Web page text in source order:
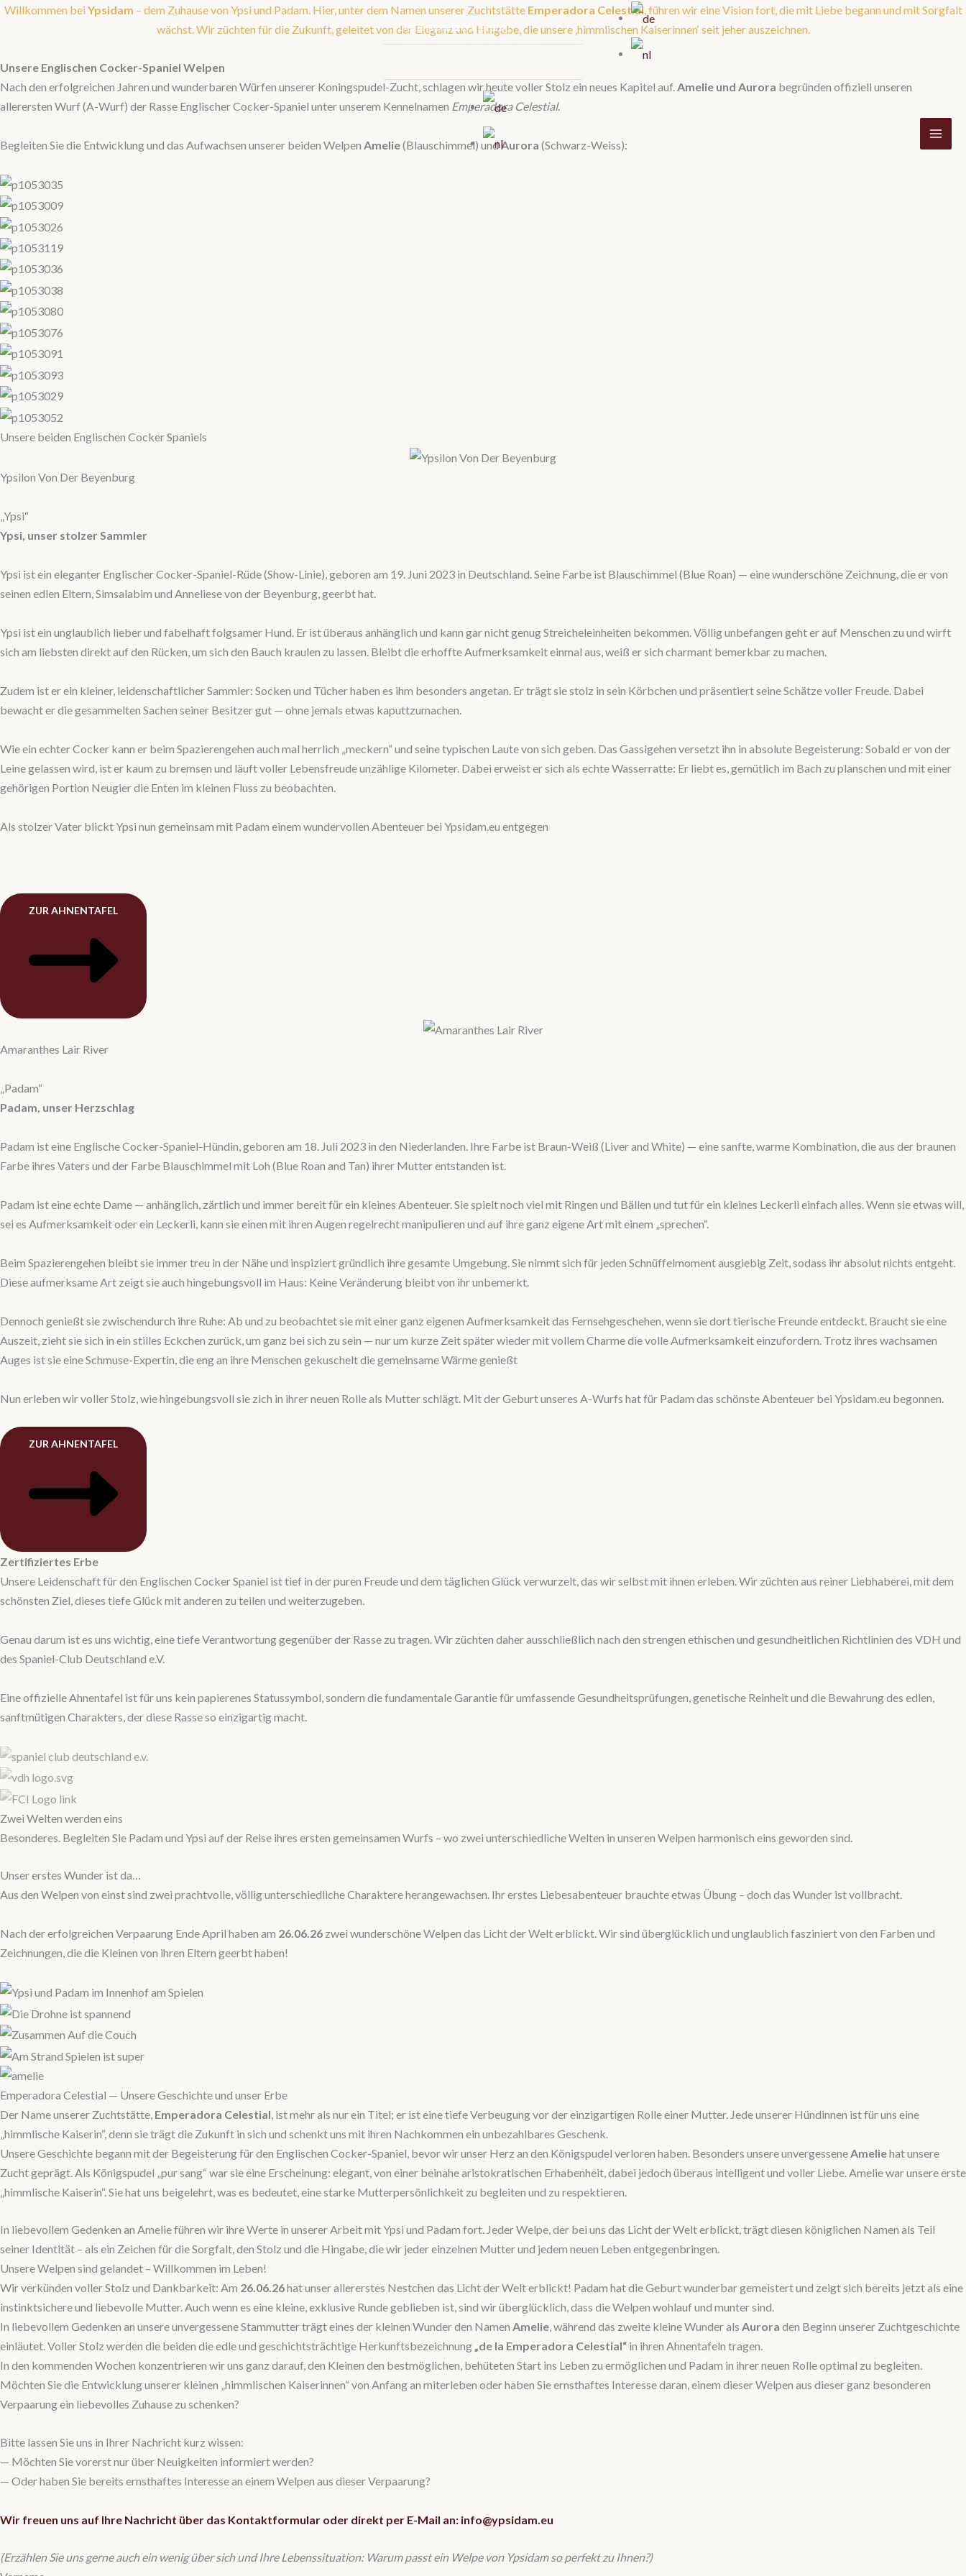
Zum
Datenschutzerklärung
Willkommen bei Ypsidam – dem Zuhause von Ypsi und Padam. Hier, unter dem Namen unserer Zuchtstätte Emperadora Celestial, führen wir eine Vision fort, die mit Liebe begann und mit Sorgfalt
wächst. Wir züchten für die Zukunft, geleitet von der Eleganz und Hingabe, die unsere ‚himmlischen Kaiserinnen‘ seit jeher auszeichnen.
Unsere Englischen Cocker-Spaniel Welpen
Nach den erfolgreichen Jahren und wunderbaren Würfen unserer Koningspudel-Zucht, schlagen wir heute voller Stolz ein neues Kapitel auf. Amelie und Aurora begründen offiziell unseren
allerersten Wurf (A-Wurf) der Rasse Englischer Cocker-Spaniel unter unserem Kennelnamen Emperadora Celestial.
Begleiten Sie die Entwicklung und das Aufwachsen unserer beiden Welpen Amelie(Blauschimmel) undAurora (Schwarz-Weiss):
Unsere beiden Englischen Cocker Spaniels
Ypsilon Von Der Beyenburg
„Ypsi“
Ypsi, unser stolzer Sammler
Ypsi ist ein eleganter Englischer Cocker-Spaniel-Rüde (Show-Linie), geboren am 19. Juni 2023 in Deutschland. Seine Farbe ist Blauschimmel (Blue Roan) — eine wunderschöne Zeichnung, die er von
seinen edlen Eltern, Simsalabim und Anneliese von der Beyenburg, geerbt hat.
Ypsi ist ein unglaublich lieber und fabelhaft folgsamer Hund. Er ist überaus anhänglich und kann gar nicht genug Streicheleinheiten bekommen. Völlig unbefangen geht er auf Menschen zu und wirft
sich am liebsten direkt auf den Rücken, um sich den Bauch kraulen zu lassen. Bleibt die erhoffte Aufmerksamkeit einmal aus, weiß er sich charmant bemerkbar zu machen.
Zudem ist er ein kleiner, leidenschaftlicher Sammler: Socken und Tücher haben es ihm besonders angetan. Er trägt sie stolz in sein Körbchen und präsentiert seine Schätze voller Freude. Dabei
bewacht er die gesammelten Sachen seiner Besitzer gut — ohne jemals etwas kaputtzumachen.
Wie ein echter Cocker kann er beim Spazierengehen auch mal herrlich „meckern“ und seine typischen Laute von sich geben. Das Gassigehen versetzt ihn in absolute Begeisterung: Sobald er von der
Leine gelassen wird, ist er kaum zu bremsen und läuft voller Lebensfreude unzählige Kilometer. Dabei erweist er sich als echte Wasserratte: Er liebt es, gemütlich im Bach zu planschen und mit einer
gehörigen Portion Neugier die Enten im kleinen Fluss zu beobachten.
Als stolzer Vater blickt Ypsi nun gemeinsam mit Padam einem wundervollen Abenteuer bei Ypsidam.eu entgegen
ZUR AHNENTAFEL
Amaranthes Lair River
„Padam“
Padam, unser Herzschlag
Padam ist eine Englische Cocker-Spaniel-Hündin, geboren am 18. Juli 2023 in den Niederlanden. Ihre Farbe ist Braun-Weiß (Liver and White) — eine sanfte, warme Kombination, die aus der braunen
Farbe ihres Vaters und der Farbe Blauschimmel mit Loh (Blue Roan and Tan) ihrer Mutter entstanden ist.
Padam ist eine echte Dame — anhänglich, zärtlich und immer bereit für ein kleines Abenteuer. Sie spielt noch viel mit Ringen und Bällen und tut für ein kleines Leckerli einfach alles. Wenn sie etwas will,
sei es Aufmerksamkeit oder ein Leckerli, kann sie einen mit ihren Augen regelrecht manipulieren und auf ihre ganz eigene Art mit einem „sprechen“.
Beim Spazierengehen bleibt sie immer treu in der Nähe und inspiziert gründlich ihre gesamte Umgebung. Sie nimmt sich für jeden Schnüffelmoment ausgiebig Zeit, sodass ihr absolut nichts entgeht.
Diese aufmerksame Art zeigt sie auch hingebungsvoll im Haus: Keine Veränderung bleibt von ihr unbemerkt.
Dennoch genießt sie zwischendurch ihre Ruhe: Ab und zu beobachtet sie mit einer ganz eigenen Aufmerksamkeit das Fernsehgeschehen, wenn sie dort tierische Freunde entdeckt. Braucht sie eine
Auszeit, zieht sie sich in ein stilles Eckchen zurück, um ganz bei sich zu sein — nur um kurze Zeit später wieder mit vollem Charme die volle Aufmerksamkeit einzufordern. Trotz ihres wachsamen
Auges ist sie eine Schmuse-Expertin, die eng an ihre Menschen gekuschelt die gemeinsame Wärme genießt
Nun erleben wir voller Stolz, wie hingebungsvoll sie zich in ihrer neuen Rolle als Mutter schlägt. Mit der Geburt unseres A-Wurfs hat für Padam das schönste Abenteuer bei Ypsidam.eu begonnen.
ZUR AHNENTAFEL
Zertifiziertes Erbe
Unsere Leidenschaft für den Englischen Cocker Spaniel ist tief in der puren Freude und dem täglichen Glück verwurzelt, das wir selbst mit ihnen erleben. Wir züchten aus reiner Liebhaberei, mit dem
schönsten Ziel, dieses tiefe Glück mit anderen zu teilen und weiterzugeben.
Genau darum ist es uns wichtig, eine tiefe Verantwortung gegenüber der Rasse zu tragen. Wir züchten daher ausschließlich nach den strengen ethischen und gesundheitlichen Richtlinien des VDH und
des Spaniel-Club Deutschland e.V.
Eine offizielle Ahnentafel ist für uns kein papierenes Statussymbol, sondern die fundamentale Garantie für umfassende Gesundheitsprüfungen, genetische Reinheit und die Bewahrung des edlen,
sanftmütigen Charakters, der diese Rasse so einzigartig macht.
Zwei Welten werden eins
Besonderes. Begleiten Sie Padam und Ypsi auf der Reise ihres ersten gemeinsamen Wurfs – wo zwei unterschiedliche Welten in unseren Welpen harmonisch eins geworden sind.
Unser erstes Wunder ist da…
Aus den Welpen von einst sind zwei prachtvolle, völlig unterschiedliche Charaktere herangewachsen. Ihr erstes Liebesabenteuer brauchte etwas Übung – doch das Wunder ist vollbracht.
Nach der erfolgreichen Verpaarung Ende April haben am 26.06.26 zwei wunderschöne Welpen das Licht der Welt erblickt. Wir sind überglücklich und unglaublich fasziniert von den Farben und
Zeichnungen, die die Kleinen von ihren Eltern geerbt haben!
Emperadora Celestial — Unsere Geschichte und unser Erbe
Der Name unserer Zuchtstätte, Emperadora Celestial , ist mehr als nur ein Titel; er ist eine tiefe Verbeugung vor der einzigartigen Rolle einer Mutter. Jede unserer Hündinnen ist für uns eine
„himmlische Kaiserin“, denn sie trägt die Zukunft in sich und schenkt uns mit ihren Nachkommen ein unbezahlbares Geschenk.
Unsere Geschichte begann mit der Begeisterung für den Englischen Cocker-Spaniel, bevor wir unser Herz an den Königspudel verloren haben. Besonders unsere unvergessene Ameliehat unsere
Zucht geprägt. Als Königspudel „pur sang“ war sie eine Erscheinung: elegant, von einer beinahe aristokratischen Erhabenheit, dabei jedoch überaus intelligent und voller Liebe. Amelie war unsere erste
„himmlische Kaiserin“. Sie hat uns beigelehrt, was es bedeutet, eine starke Mutterpersönlichkeit zu begleiten und zu respektieren.
In liebevollem Gedenken an Amelie führen wir ihre Werte in unserer Arbeit mit Ypsi und Padam fort. Jeder Welpe, der bei uns das Licht der Welt erblickt, trägt diesen königlichen Namen als Teil
seiner Identität – als ein Zeichen für die Sorgfalt, den Stolz und die Hingabe, die wir jeder einzelnen Mutter und jedem neuen Leben entgegenbringen.
Unsere Welpen sind gelandet – Willkommen im Leben!
Wir verkünden voller Stolz und Dankbarkeit: Am 26.06.26hat unser allererstes Nestchen das Licht der Welt erblickt! Padam hat die Geburt wunderbar gemeistert und zeigt sich bereits jetzt als eine
instinktsichere und liebevolle Mutter. Auch wenn es eine kleine, exklusive Runde geblieben ist, sind wir überglücklich, dass die Welpen wohlauf und munter sind.
In liebevollem Gedenken an unsere unvergessene Stammutter trägt eines der kleinen Wunder den Namen Amelie, während das zweite kleine Wunder als Aurora den Beginn unserer Zuchtgeschichte
einläutet. Voller Stolz werden die beiden die edle und geschichtsträchtige Herkunftsbezeichnung„de la Emperadora Celestial“ in ihren Ahnentafeln tragen.
In den kommenden Wochen konzentrieren wir uns ganz darauf, den Kleinen den bestmöglichen, behüteten Start ins Leben zu ermöglichen und Padam in ihrer neuen Rolle optimal zu begleiten.
Möchten Sie die Entwicklung unserer kleinen „himmlischen Kaiserinnen“ von Anfang an miterleben oder haben Sie ernsthaftes Interesse daran, einem dieser Welpen aus dieser ganz besonderen
Verpaarung ein liebevolles Zuhause zu schenken?
Bitte lassen Sie uns in Ihrer Nachricht kurz wissen:
— Möchten Sie vorerst nur über Neuigkeiten informiert werden?
— Oder haben Sie bereits ernsthaftes Interesse an einem Welpen aus dieser Verpaarung?
Wir freuen uns auf Ihre Nachricht über das Kontaktformular oder direkt per E-Mail an: info@ypsidam.eu
(Erzählen Sie uns gerne auch ein wenig über sich und Ihre Lebenssituation: Warum passt ein Welpe von Ypsidam so perfekt zu Ihnen?)